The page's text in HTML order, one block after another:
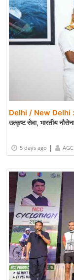
Delhi / New Delhi :
उत्कृष्ट सेवा, भारतीय
5 days ago |